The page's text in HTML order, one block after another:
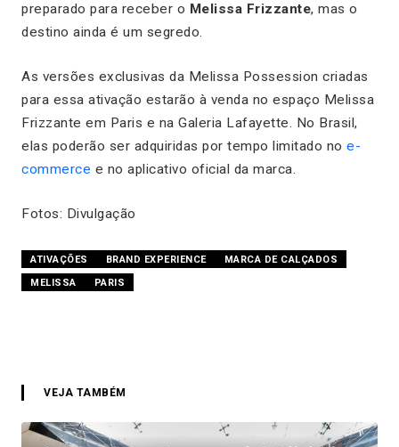
preparado para receber o Melissa Frizzante, mas o
destino ainda é um segredo.
As versões exclusivas da Melissa Possession criadas
para essa ativação estarão à venda no espaço Melissa
Frizzante em Paris e na Galeria Lafayette. No Brasil,
elas poderão ser adquiridas por tempo limitado no e-
commerce e no aplicativo oficial da marca.
Fotos: Divulgação
ATIVAÇÕES BRAND EXPERIENCE
MARCA DE CALÇADOS
MELISSA
PARIS
VEJA TAMBÉM